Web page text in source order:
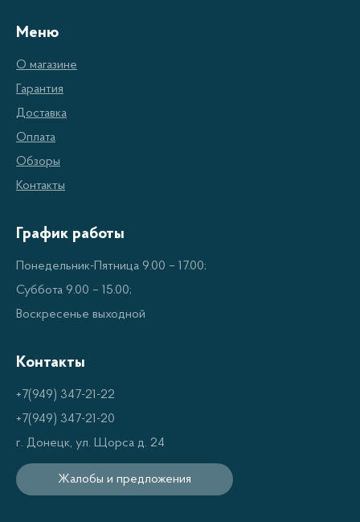
производства обновлённых и усовершенствованных серий
климатической техники. На сегодняшний день Midea
является мировым лидером в области производства
климатических систем, благодаря наличию множества
профессиональных производственных линий и научно-
технических институтов. Высокий технологический
сертификации CRAA для 5 линеек коммерческих
кондиционеров, а таким количеством не может
похвастаться ни одно производственное предприятие в
Китае. Мидеа постоянно ставит для себя и своих
достигает.
Меню
О магазине
Гарантия
Доставка
Оплата
Обзоры
Контакты
График работы
Понедельник-Пятница 9.00 – 17.00;
Суббота 9.00 – 15.00;
Воскресенье выходной
Контакты
+7(949) 347-21-22
+7(949) 347-21-20
г. Донецк, ул. Щорса д. 24
Жалобы и предложения